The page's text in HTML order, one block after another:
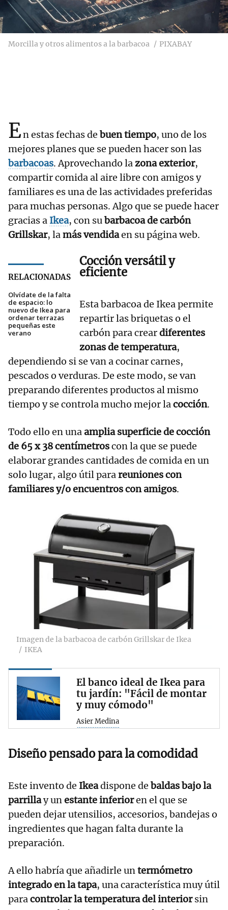
Morcilla y otros alimentos a la barbacoa PIXABAY
En estas fechas de buen tiempo, uno de los
mejores planes que se pueden hacer son las
barbacoas. Aprovechando lazona exterior,
compartir comida al aire libre con amigos y
familiares es una de las actividades preferidas
para muchas personas. Algo que se puede hacer
gracias a Ikea, con subarbacoa de carbón
Grillskar, lamás vendidaen su página web.
RELACIONADAS
Olvídate de la falta
de espacio: lo
nuevo de Ikea para
ordenar terrazas
pequeñas este
verano
Cocción versátil y
eficiente
Esta barbacoa de Ikea permite
repartir las briquetas o el
carbón para creardiferentes
zonas de temperatura,
dependiendo si se van a cocinar carnes,
pescados o verduras. De este modo, se van
preparando diferentes productos al mismo
tiempo y se controla mucho mejor lacocción.
Todo ello en unaamplia superficie de cocción
de 65 x 38 centímetroscon la que se puede
elaborar grandes cantidades de comida en un
solo lugar, algo útil parareuniones con
familiares y/o encuentros con amigos.
Imagen de la barbacoa de carbón Grillskar de Ikea
IKEA
El banco ideal de Ikea para
tu jardín: "Fácil de montar
y muy cómodo"
Asier Medina
Diseño pensado para la comodidad
Este invento de Ikeadispone de baldas bajo la
parrillay unestante inferioren el que se
pueden dejar utensilios, accesorios, bandejas o
ingredientes que hagan falta durante la
preparación.
A ello habría que añadirle untermómetro
integrado en la tapa, una característica muy útil
paracontrolar la temperatura del interiorsin